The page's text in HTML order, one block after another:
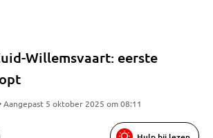
Willemsvaart: eerste
Aangepast 5 oktober 2025 om 08:11